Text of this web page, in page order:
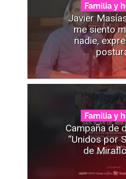
Familia y
Javier
me siento
nadie,
Familia y
Campaña de
“Unidos por
de